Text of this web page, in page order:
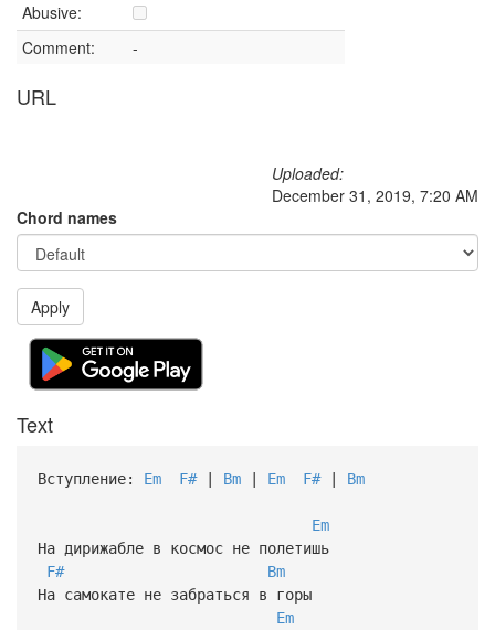
Abusive:
Comment:
-
URL
Uploaded:
December 31, 2019, 7:20 AM
Chord names
Apply
Text
Вступление: Em F#| Bm| Em F#| Bm
Em
На дирижабле в космос не полетишь
F#
Bm
На самокате не забраться в горы
Em